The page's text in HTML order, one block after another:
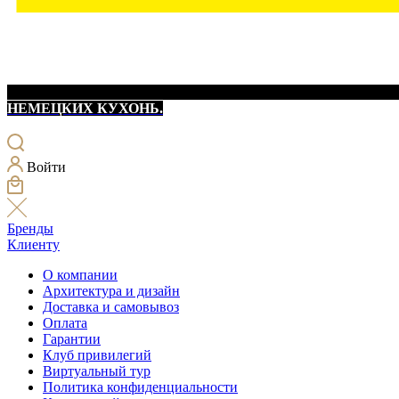
НЕМЕЦКИХ КУХОНЬ.
Войти
Бренды
Клиенту
О компании
Архитектура и дизайн
Доставка и самовывоз
Оплата
Гарантии
Клуб привилегий
Виртуальный тур
Политика конфиденциальности